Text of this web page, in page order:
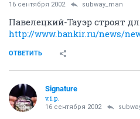
16 сентября 2002 subway_man
Павелецкий-Тауэр строят
http://www.bankir.ru/news/
ОТВЕТИТЬ
Signature
v.i.p.
16 сентября 2002